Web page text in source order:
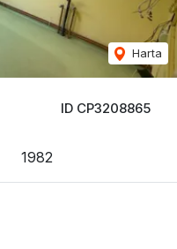
ID CP3208865
1982
Harta